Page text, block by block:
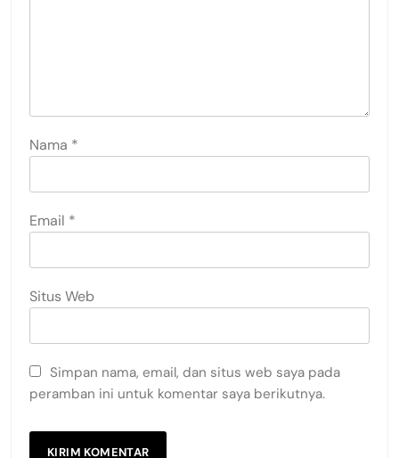
Nama *
Email *
Situs Web
Simpan nama, email, dan situs web saya pada
peramban ini untuk komentar saya berikutnya.